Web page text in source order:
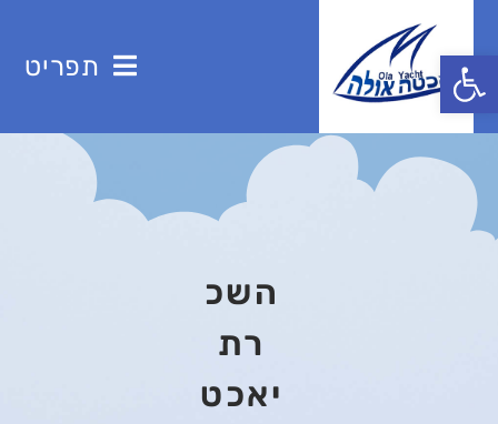
פתח סרגל נגישות תפריט
השכ
רת
יאכט